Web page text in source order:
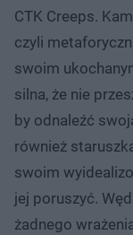
CTK Creeps.
czyli
swoim
silna, że nie
by odnaleźć
również
swoim
jej poruszyć.
żadnego